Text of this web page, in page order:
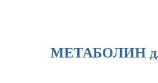
МЕТАБОЛИН